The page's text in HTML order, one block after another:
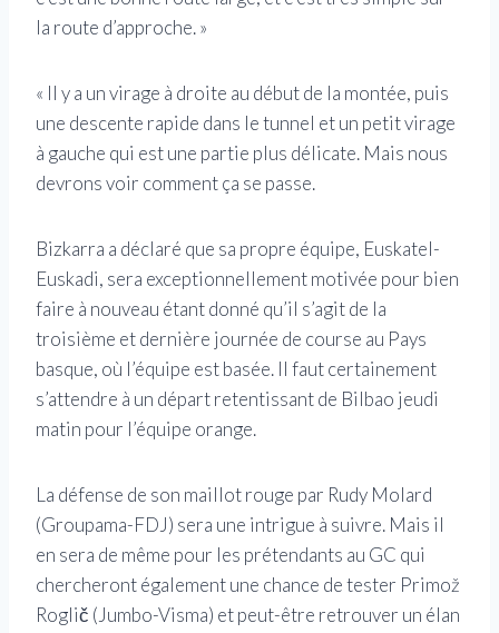
la route d’approche. »
« Il y a un virage à droite au début de la montée, puis
une descente rapide dans le tunnel et un petit virage
à gauche qui est une partie plus délicate. Mais nous
devrons voir comment ça se passe.
Bizkarra a déclaré que sa propre équipe, Euskatel-
Euskadi, sera exceptionnellement motivée pour bien
faire à nouveau étant donné qu’il s’agit de la
troisième et dernière journée de course au Pays
basque, où l’équipe est basée. Il faut certainement
s’attendre à un départ retentissant de Bilbao jeudi
matin pour l’équipe orange.
La défense de son maillot rouge par Rudy Molard
(Groupama-FDJ) sera une intrigue à suivre. Mais il
en sera de même pour les prétendants au GC qui
chercheront également une chance de tester Primož
Roglič (Jumbo-Visma) et peut-être retrouver un élan